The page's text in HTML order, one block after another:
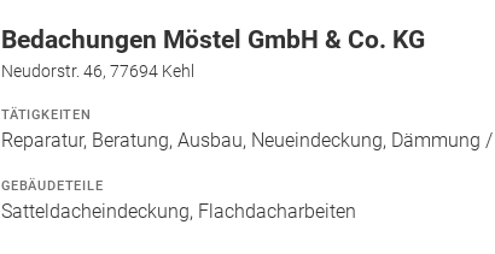
Bedachungen Möstel GmbH & Co. KG
Neudorstr. 46, 77694 Kehl
TÄTIGKEITEN
Reparatur, Beratung, Ausbau, Neueindeckung, Dämmung
GEBÄUDETEILE
Satteldacheindeckung, Flachdacharbeiten